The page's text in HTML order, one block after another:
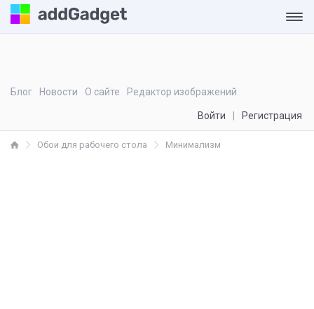
Блог Новости О сайте Редактор изображений
Войти Регистрация
Обои для рабочего стола Минимализм